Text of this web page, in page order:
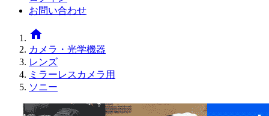
お問い合わせ
home
カメラ・光学機器
レンズ
ミラーレスカメラ用
ソニー